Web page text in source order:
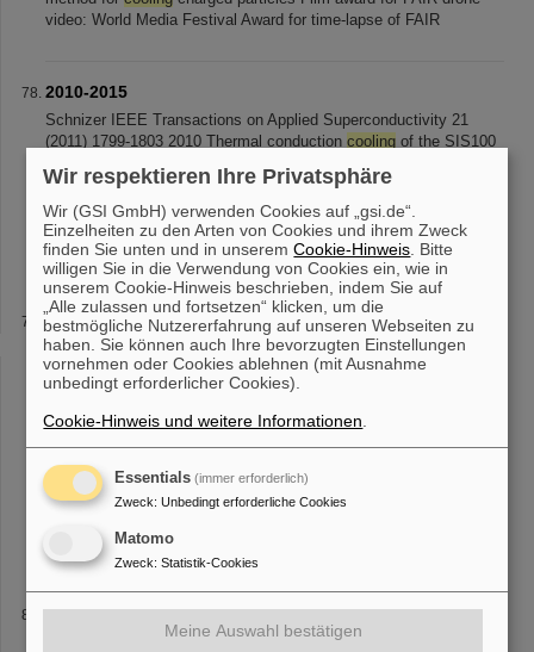
video: World Media Festival Award for time-lapse of FAIR
2010-2015
Schnizer IEEE Transactions on Applied Superconductivity 21
(2011) 1799-1803 2010 Thermal conduction cooling of the SIS100
Macavei, P. Schnizer [...] 1977-1980 Experimental results on the
development of superconducting NbTi/Cu-Mn/Cu wires for magnet
systemsof SIS100 and SIS300 synchrotrons at FAIR L. Potatina,
V. Pantsyrny, N. Shikov, A. Salunin, I. Gubkin
Weak decays in highly charged ions
neutron (n)—and leptons—electron (e−), electron neutrino (ν e )—
in a symmetric form as: n + ν e ↔ p + e − .Taking the particle–
antiparticle symmetry into account, five distinct modes of β-decay
can be classified: [...] of stored highly charged ions”, Eur. Phys. J.
A59 (2023) 102, doi: 10.1140/epja/s10050-023-00978-w
electron capture in hydrogen-like [...] were measured in hydrogen-
like 140 Pr and 142 Pm ions. Now, the goal is to study the lithium-
untested: R. S. Sidhu et al., “Electroweak decays
SYS - Maschinensteuerung
minimieren. Diese zweite zentrale Aufgabe der
Wir respektieren Ihre Privatsphäre
Wir (GSI GmbH) verwenden Cookies auf „gsi.de“.
Einzelheiten zu den Arten von Cookies und ihrem Zweck
finden Sie unten und in unseremCookie-Hinweis . Bitte
willigen Sie in die Verwendung von Cookies ein, wie in
unserem Cookie-Hinweis beschrieben, indem Sie auf
„Alle zulassen und fortsetzen“ klicken, um die
bestmögliche Nutzererfahrung auf unseren Webseiten zu
haben. Sie können auch Ihre bevorzugten Einstellungen
vornehmen oder Cookies ablehnen (mit Ausnahme
unbedingt erforderlicher Cookies).
Cookie-Hinweis und weitere Informationen
Essentials (immer erforderlich)
Zweck: Unbedingt erforderliche Cookies
Matomo
Zweck: Statistik-Cookies
Meine Auswahl bestätigen